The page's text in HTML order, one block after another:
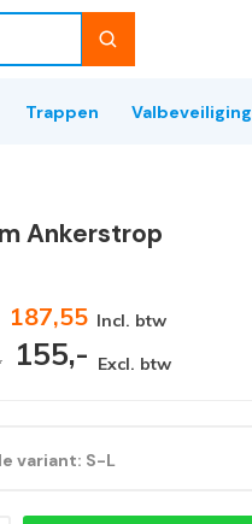
Trappen Valbeveiliging
Ankerstrop
187,55 Incl. btw
155,- Excl. btw
variant: S-L